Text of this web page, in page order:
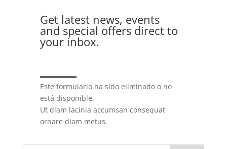
Get latest news, events
and special offers direct to
your inbox.
Este formulario ha sido eliminado o no
está disponible.
Ut diam lacinia accumsan consequat
ornare diam metus.